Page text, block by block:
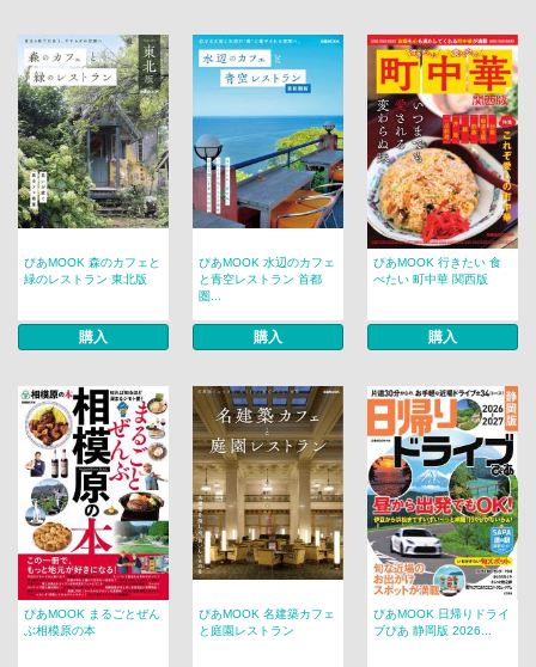
ぴあMOOK 森のカフェと
緑のレストラン 東北版
購入
ぴあMOOK 水辺のカフェ
と青空レストラン 首都
圏...
購入
ぴあMOOK 行きたい 食
べたい 町中華 関西版
購入
ぴあMOOK まるごとぜん
ぶ相模原の本
ぴあMOOK 名建築カフェ
と庭園レストラン
ぴあMOOK 日帰りドライ
ブぴあ 静岡版 2026...